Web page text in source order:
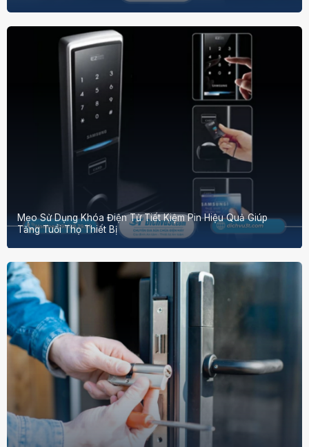
Mẹo Sử Dụng Khóa Điện Tử Tiết Kiệm Pin Hiệu Quả Giúp
Tăng Tuổi Thọ Thiết Bị